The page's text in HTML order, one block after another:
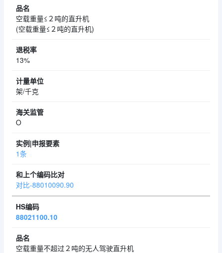
空载重量≤２吨的直升机
(空载重量≤２吨的直升机)
13%
架/千克
O
1条
对比-88010090.90
88021100.10
空载重量不超过２吨的无人驾驶直升机